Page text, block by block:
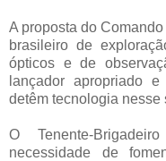
A proposta do
brasileiro de
ópticos e de
lançador apropriado
detêm tecnologia nesse
O Tenente-
necessidade de